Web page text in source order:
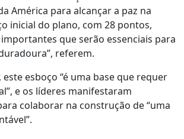
América para alcançar a paz na
inicial do plano, com 28 pontos,
que serão essenciais para
referem.
este esboço “é uma base que requer
e os líderes manifestaram
colaborar na construção de “uma